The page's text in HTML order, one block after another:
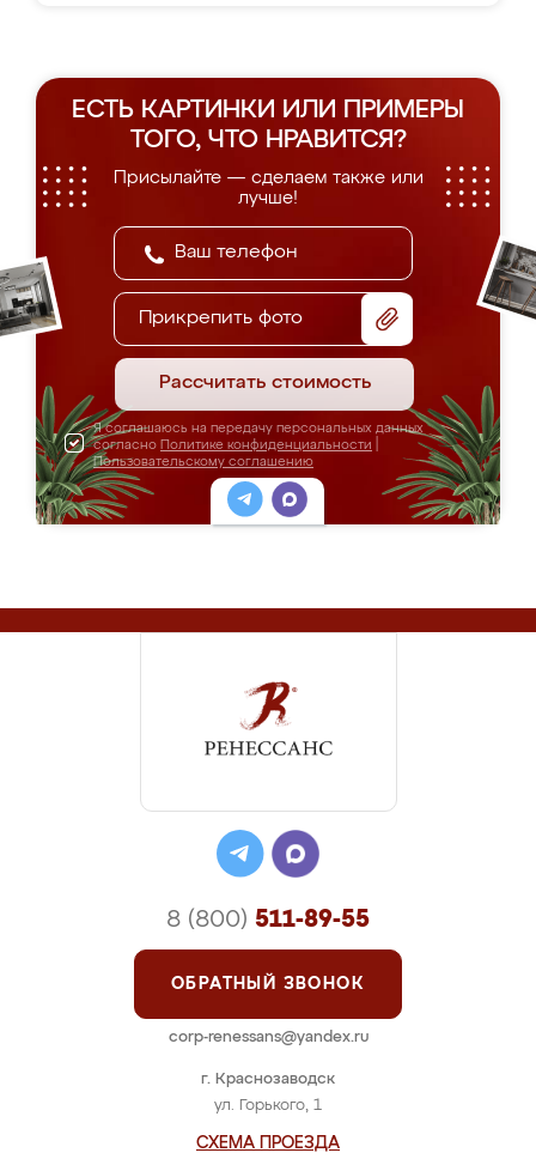
ЕСТЬ КАРТИНКИ ИЛИ ПРИМЕРЫ
ТОГО, ЧТО НРАВИТСЯ?
Присылайте — сделаем также или
лучше!
Прикрепить фото
Рассчитать стоимость
Я соглашаюсь на передачу персональных данных
согласно Политике конфиденциальности
Пользовательскому соглашению
г. Краснозаводск
ул. Горького, 1
СХЕМА ПРОЕЗДА
8 (800) 511-89-55
ОБРАТНЫЙ ЗВОНОК
corp-renessans@yandex.ru